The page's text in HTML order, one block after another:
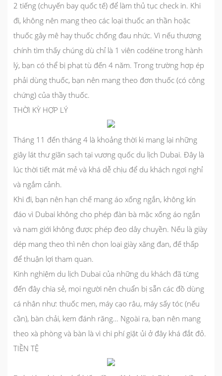
2 tiếng (chuyến bay quốc tế) để làm thủ tục check in. Khi
đi, không nên mang theo các loại thuốc an thần hoặc
thuốc gây mê hay thuốc chống đau nhức. Vì nếu thương
chính tìm thấy chúng dù chỉ là 1 viên codéine trong hành
lý, bạn có thể bị phạt tù đến 4 năm. Trong trường hợp ép
phải dùng thuốc, bạn nên mang theo đơn thuốc (có công
chứng) của thầy thuốc.
THỜI KỲ HỢP LÝ
Tháng 11 đến tháng 4 là khoảng thời kì mang lại những
giây lát thư giãn sạch tại vương quốc du lịch Dubai. Đây là
lúc thời tiết mát mẻ và khá dễ chịu để du khách ngơi nghỉ
và ngắm cảnh.
Khi đi, bạn nên hạn chế mang áo xống ngắn, không kín
đáo vì Dubai không cho phép đàn bà mặc xống áo ngắn
và nam giới không được phép đeo dây chuyền. Nếu là giày
dép mang theo thì nên chọn loại giày xăng đan, đế thấp
để thuận lợi tham quan.
Kinh nghiệm du lịch Dubai của những du khách đã từng
đến đây chia sẻ, mọi người nên chuẩn bị sẵn các đồ dùng
cá nhân như: thuốc men, máy cạo râu, máy sấy tóc (nếu
cần), bàn chải, kem đánh răng… Ngoài ra, bạn nên mang
theo xà phòng và bàn là vì chi phí giặt ủi ở đây khá đắt đỏ.
TIỀN TỆ